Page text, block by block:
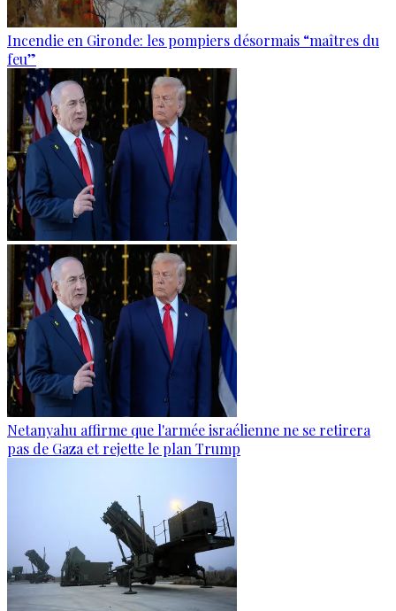
Incendie en Gironde: les pompiers désormais “maîtres du
feu”
Netanyahu affirme que l'armée israélienne ne se retirera
pas de Gaza et rejette le plan Trump